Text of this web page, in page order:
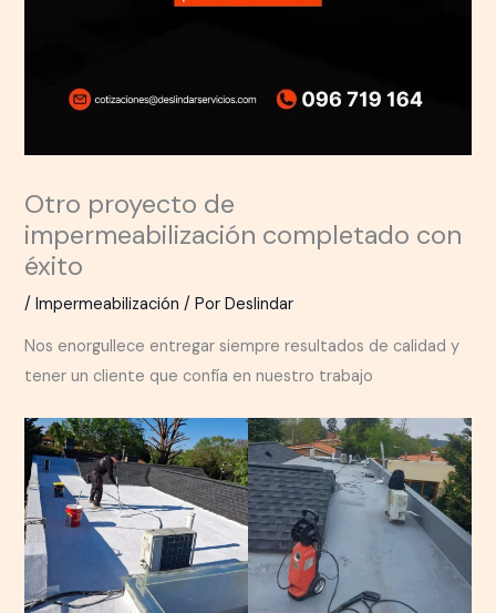
Otro proyecto de
impermeabilización completado con
éxito
/Impermeabilización / PorDeslindar
Nos enorgullece entregar siempre resultados de calidad y
tener un cliente que confía en nuestro trabajo